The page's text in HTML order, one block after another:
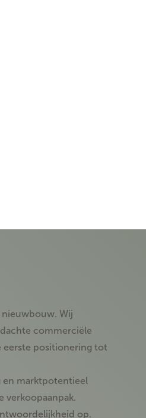
Wij
commerciële
eerste positionering tot
en marktpotentieel
verkoopaanpak.
op.